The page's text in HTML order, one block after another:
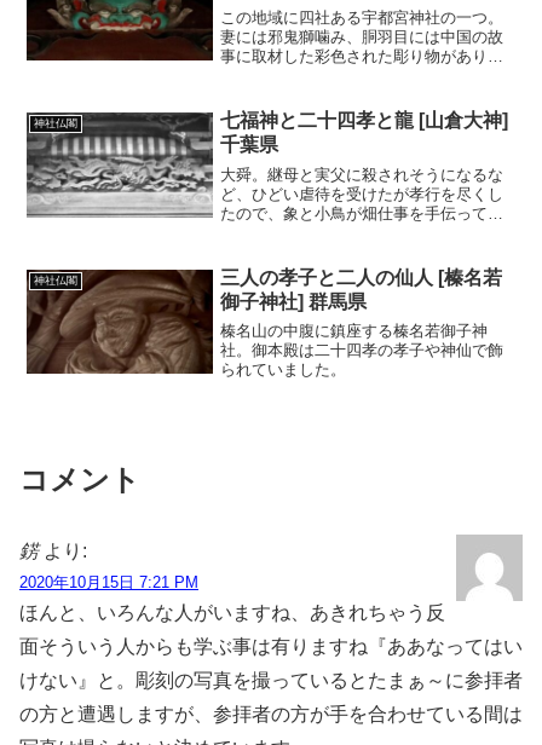
この地域に四社ある宇都宮神社の一つ。
妻には邪鬼獅噛み、胴羽目には中国の故
事に取材した彩色された彫り物がありま
神社仏閣
七福神と二十四孝と龍 [山倉大神]
千葉県
大舜。継母と実父に殺されそうになるな
ど、ひどい虐待を受けたが孝行を尽くし
たので、象と小鳥が畑仕事を手伝ってく
神社仏閣
三人の孝子と二人の仙人 [榛名若
御子神社] 群馬県
榛名山の中腹に鎮座する榛名若御子神
社。御本殿は二十四孝の孝子や神仙で飾
られていました。
コメント
錺 より:
2020年10月15日 7:21 PM
ほんと、いろんな人がいますね、あきれちゃう反
面そういう人からも学ぶ事は有りますね『ああなってはい
けない』と。彫刻の写真を撮っているとたまぁ～に参拝者
の方と遭遇しますが、参拝者の方が手を合わせている間は